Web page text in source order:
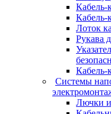
Кабель-
Кабель-
Лоток
Рукава
Кабель-
Системы
Лючки и